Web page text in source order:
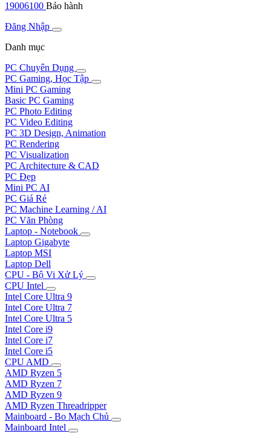
19006100 Bảo hành
Đăng Nhập
Danh mục
PC Chuyên Dụng
PC Gaming, Học Tập
Mini PC Gaming
Basic PC Gaming
PC Photo Editing
PC Video Editing
PC 3D Design, Animation
PC Rendering
PC Visualization
PC Architecture & CAD
PC Đẹp
Mini PC AI
PC Giá Rẻ
PC Machine Learning / AI
PC Văn Phòng
Laptop - Notebook
Laptop Gigabyte
Laptop MSI
Laptop Dell
CPU - Bộ Vi Xử Lý
CPU Intel
Intel Core Ultra 9
Intel Core Ultra 7
Intel Core Ultra 5
Intel Core i9
Intel Core i7
Intel Core i5
CPU AMD
AMD Ryzen 5
AMD Ryzen 7
AMD Ryzen 9
AMD Ryzen Threadripper
Mainboard - Bo Mạch Chủ
Mainboard Intel